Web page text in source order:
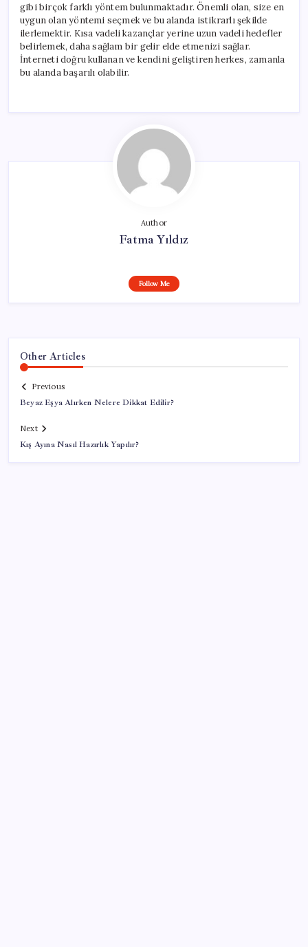
gibi birçok farklı yöntem bulunmaktadır. Önemli olan, size en
uygun olan yöntemi seçmek ve bu alanda istikrarlı şekilde
ilerlemektir. Kısa vadeli kazançlar yerine uzun vadeli hedefler
belirlemek, daha sağlam bir gelir elde etmenizi sağlar.
İnterneti doğru kullanan ve kendini geliştiren herkes, zamanla
bu alanda başarılı olabilir.
Author
Fatma Yıldız
Follow Me
Other Articles
Previous
Beyaz Eşya Alırken Nelere Dikkat Edilir?
Next
Kış Ayına Nasıl Hazırlık Yapılır?